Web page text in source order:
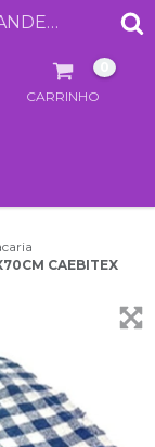
PANO SACO XADREZ CHÃO GRANDE 45X70CM CAEBITEX
CARRINHO
CAEBITEX